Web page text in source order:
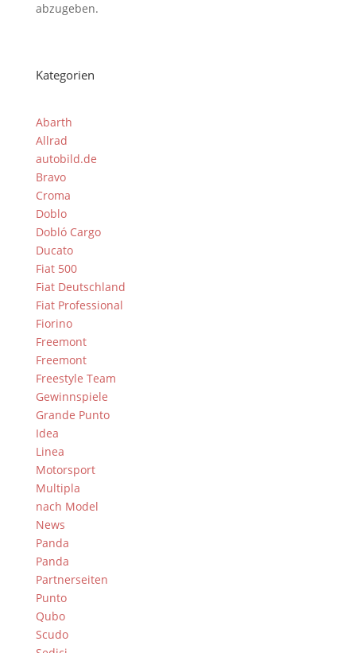
abzugeben.
Kategorien
Abarth
Allrad
autobild.de
Bravo
Croma
Doblo
Dobló Cargo
Ducato
Fiat 500
Fiat Deutschland
Fiat Professional
Fiorino
Freemont
Freemont
Freestyle Team
Gewinnspiele
Grande Punto
Idea
Linea
Motorsport
Multipla
nach Model
News
Panda
Panda
Partnerseiten
Punto
Qubo
Scudo